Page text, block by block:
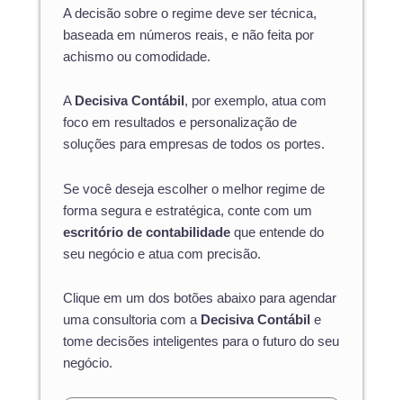
A decisão sobre o regime deve ser técnica,
baseada em números reais, e não feita por
achismo ou comodidade.
A Decisiva Contábil , por exemplo, atua com
foco em resultados e personalização de
soluções para empresas de todos os portes.
Se você deseja escolher o melhor regime de
forma segura e estratégica, conte com um
escritório de contabilidade que entende do
seu negócio e atua com precisão.
Clique em um dos botões abaixo para agendar
uma consultoria com a Decisiva Contábil e
tome decisões inteligentes para o futuro do seu
negócio.